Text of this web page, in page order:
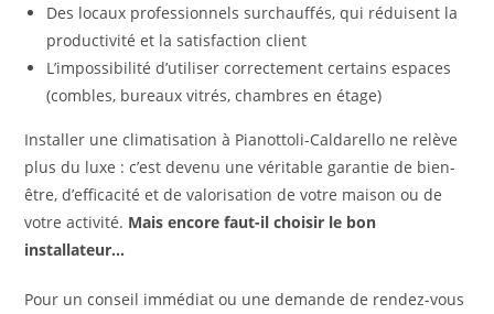
Des locaux professionnels surchauffés, qui réduisent la
productivité et la satisfaction client
L’impossibilité d’utiliser correctement certains espaces
(combles, bureaux vitrés, chambres en étage)
Installer une climatisation à Pianottoli-Caldarello ne relève
plus du luxe : c’est devenu une véritable garantie de bien-
être, d’efficacité et de valorisation de votre maison ou de
votre activité. Mais encore faut-il choisir le bon
installateur…
Pour un conseil immédiat ou une demande de rendez-vous